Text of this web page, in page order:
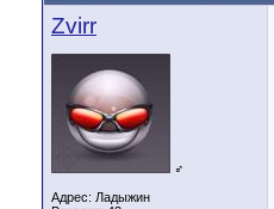
Zvirr
♂
Адрес: Ладыжин